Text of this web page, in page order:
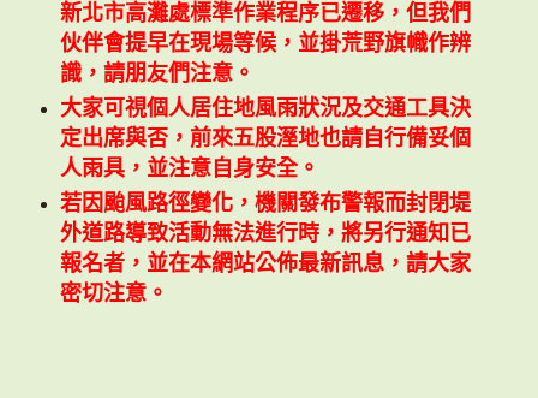
新北市高灘處標準作業程序已遷移，但我們
伙伴會提早在現場等候，並掛荒野旗幟作辨
識，請朋友們注意。
大家可視個人居住地風雨狀況及交通工具決
定出席與否，前來五股溼地也請自行備妥個
人雨具，並注意自身安全。
若因颱風路徑變化，機關發布警報而封閉堤
外道路導致活動無法進行時，將另行通知已
報名者，並在本網站公佈最新訊息，請大家
密切注意。